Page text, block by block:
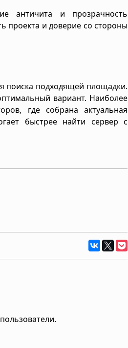
античита и прозрачность
проекта и доверие со стороны
поиска подходящей площадки.
вариант. Наиболее
где собрана актуальная
быстрее найти сервер с